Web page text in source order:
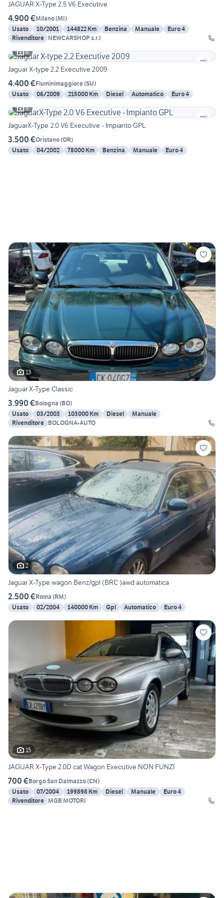
JAGUAR X-Type 2.5 V6 Executive
4.900 €Milano(MI)
Usato
10/2001 144822 Km Benzina Manuale
Euro 4
Rivenditore NEWCARSHOP s.r.l
6
Jaguar X-type 2.2 Executive 2009
4.400 €Fluminimaggiore(SU)
Usato
06/2009 215000 Km Diesel Automatico
Euro 4
5
JaguarX-Type 2.0 V6 Executive - Impianto GPL
3.500 €Oristano(OR)
Usato
04/2002 78000 Km Benzina Manuale Euro 4
13
Jaguar X-Type Classic
3.990 €Bologna (BO)
Usato
03/2003 103000 Km Diesel
Manuale
Rivenditore BOLOGNA-AUTO
2
Jaguar X-Type wagon Benz/gpl (BRC )awd automatica
2.500 €Roma (RM)
Usato
02/2004 140000 Km Gpl Automatico Euro 4
15
JAGUAR X-Type 2.0D cat Wagon Executive NON FUNZI
700 €Borgo San Dalmazzo(CN)
Usato
07/2004 199898 Km Diesel Manuale
Euro 4
Rivenditore MGB MOTORI